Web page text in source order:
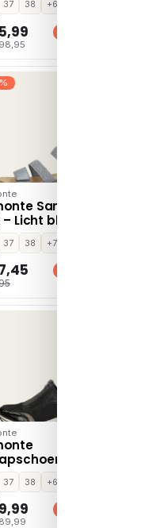
37 38
+6
Sandalen
Licht blauw
37 38
+7
–
37 38
+6